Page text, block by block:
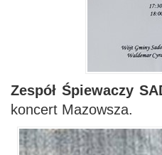
Zespół Śpiewaczy
koncert Mazowsza.